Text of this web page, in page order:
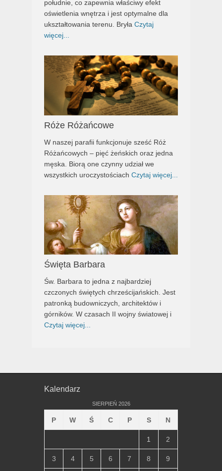
południe, co zapewnia właściwy efekt
oświetlenia wnętrza i jest optymalne dla
ukształtowania terenu. Bryła Czytaj
więcej...
Róże Różańcowe
W naszej parafii funkcjonuje sześć Róż
Różańcowych – pięć żeńskich oraz jedna
męska. Biorą one czynny udział we
wszystkich uroczystościach Czytaj więcej...
Święta Barbara
Św. Barbara to jedna z najbardziej
czczonych świętych chrześcijańskich. Jest
patronką budowniczych, architektów i
górników. W czasach II wojny światowej i
Czytaj więcej...
Kalendarz
SIERPIEŃ 2026
P W Ś C P S N
1 2
3 4 5 6 7 8 9